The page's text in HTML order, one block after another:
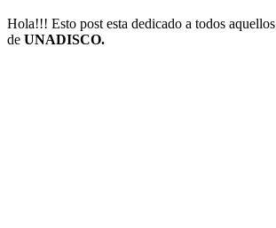
Hola!!! Esto post esta dedicado a todos aquellos
de UNADISCO.